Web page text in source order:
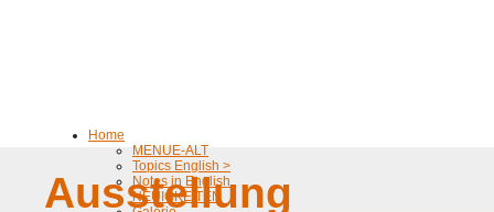
Home
MENUE-ALT
Topics English >
Notes in English
NEUIGKEITEN
Ausstellung